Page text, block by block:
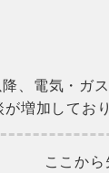
、電気・ガ
増加してお
ここか